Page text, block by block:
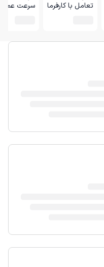
تعامل با کارفرما سرعت عمل